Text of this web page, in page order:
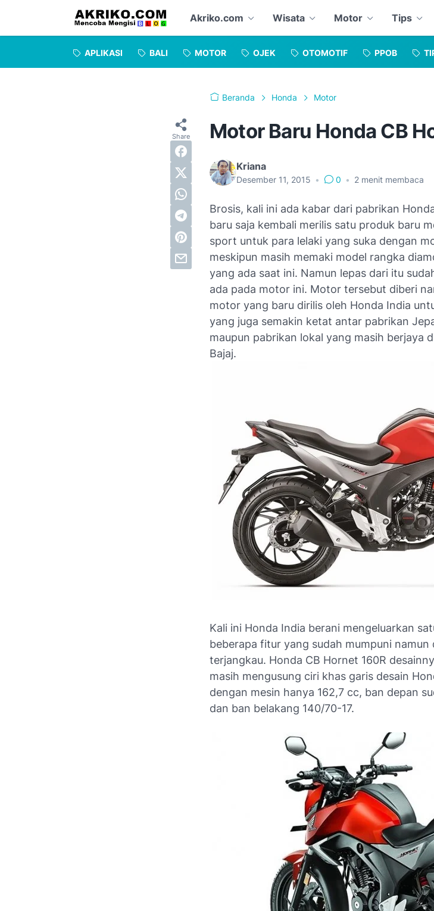
Akriko.com Wisata Motor Tips
APLIKASI BALI MOTOR OJEK OTOMOTIF PPOB
Beranda Honda Motor
Motor Baru Honda CB
Kriana
Desember 11, 2015 • 0 • 2 menit membaca
Brosis, kali ini ada kabar dari pabrikan
baru saja kembali merilis satu produk baru
sport untuk para lelaki yang suka dengan
meskipun masih memaki model rangka
yang ada saat ini. Namun lepas dari itu
ada pada motor ini. Motor tersebut diberi
motor yang baru dirilis oleh Honda India
yang juga semakin ketat antar pabrikan
maupun pabrikan lokal yang masih berjaya
Bajaj.
Kali ini Honda India berani mengeluarkan
beberapa fitur yang sudah mumpuni namun
terjangkau. Honda CB Hornet 160R
masih mengusung ciri khas garis desain
dengan mesin hanya 162,7 cc, ban depan
dan ban belakang 140/70-17.